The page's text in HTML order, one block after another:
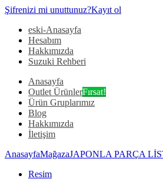
Şifrenizi mi unuttunuz?Kayıt ol
eski-Anasayfa
Hesabım
Hakkımızda
Suzuki Rehberi
Anasayfa
Outlet ÜrünlerFırsat!
Ürün Gruplarımız
Blog
Hakkımızda
İletişim
AnasayfaMağazaJAPONLA PARÇA
Resim